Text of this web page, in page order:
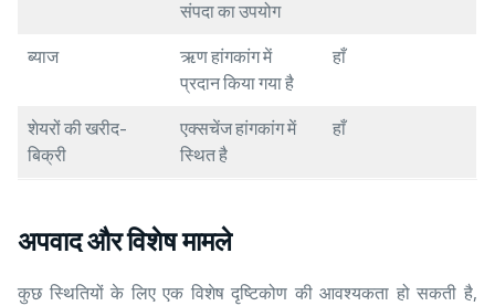
संपदा का उपयोग
ब्याज
ऋण हांगकांग में
प्रदान किया गया है
हाँ
शेयरों की खरीद-
बिक्री
एक्सचेंज हांगकांग में
स्थित है
हाँ
अपवाद और विशेष मामले
कुछ स्थितियों के लिए एक विशेष दृष्टिकोण की आवश्यकता हो सकती है,